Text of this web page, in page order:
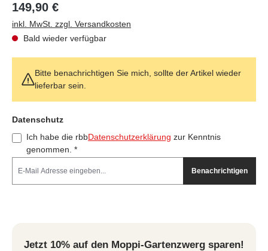
149,90 €
inkl. MwSt. zzgl. Versandkosten
Bald wieder verfügbar
Bitte benachrichtigen Sie mich, sollte der Artikel wieder
lieferbar sein.
Feld nicht ausfüllen(Spam Schutz)
Datenschutz
Ich habe die rbbDatenschutzerklärung zur Kenntnis
genommen. *
Benachrichtigen
Jetzt 10% auf den Moppi-Gartenzwerg sparen!